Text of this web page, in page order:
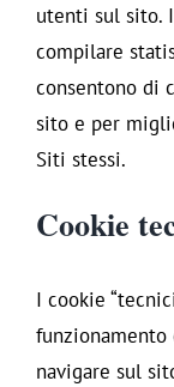
utenti sul sito.
compilare
consentono di
sito e per
Siti stessi.
Cookie
I cookie
navigare sul